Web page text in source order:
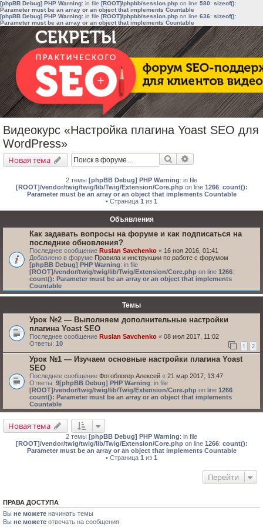
[phpBB Debug] PHP Warning: in file [ROOT]/phpbb/session.php on line 580: sizeof():
Parameter must be an array or an object that implements Countable
[phpBB Debug] PHP Warning: in file [ROOT]/phpbb/session.php on line 636: sizeof():
Parameter must be an array or an object that implements Countable
Видеокурс «Настройка плагина Yoast SEO для
WordPress»
Новая тема Поиск
2 темы [phpBB Debug] PHP Warning: in file
[ROOT]/vendor/twig/twig/lib/Twig/Extension/Core.phpon line 1266: count():
Parameter must be an array or an object that implements Countable
• Страница 1 из 1
Объявления
Как задавать вопросы на форуме и как подписаться на
последние обновления?
Последнее сообщение Ruslan Savchenko « 16 ноя 2016, 01:41
Добавлено в форуме Правила и инструкции по работе с форумом
[phpBB Debug] PHP Warning: in file
[ROOT]/vendor/twig/twig/lib/Twig/Extension/Core.php on line 1266:
count(): Parameter must be an array or an object that implements
Countable
Темы
Урок №2 — Выполняем дополнительные настройки
плагина Yoast SEO
Последнее сообщение Ruslan Savchenko « 08 июл 2017, 11:02
Ответы: 10 1 2
Урок №1 — Изучаем основные настройки плагина Yoast
SEO
Последнее сообщение Фотоблогер Алексей « 21 мар 2017, 13:47
Ответы: 9[phpBB Debug] PHP Warning: in file
[ROOT]/vendor/twig/twig/lib/Twig/Extension/Core.php on line 1266:
count(): Parameter must be an array or an object that implements
Countable
Новая тема
2 темы [phpBB Debug] PHP Warning: in file
[ROOT]/vendor/twig/twig/lib/Twig/Extension/Core.phpon line 1266: count():
Parameter must be an array or an object that implements Countable
• Страница 1 из 1
Перейти
ПРАВА ДОСТУПА
Вы не можете начинать темы
Вы не можете отвечать на сообщения